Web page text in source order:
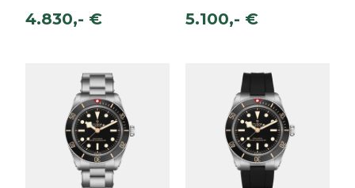
4.830,- € 5.100,- €